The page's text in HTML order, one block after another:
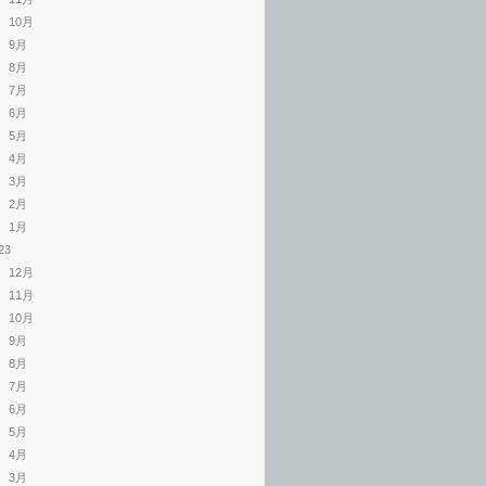
10月
9月
8月
7月
6月
5月
4月
3月
2月
1月
12月
11月
10月
9月
8月
7月
6月
5月
4月
3月